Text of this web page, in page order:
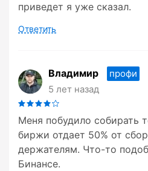
приведет я уже сказал.
Ответить
Владимир
профи
5 лет назад
Меня побудило собирать
биржи отдает 50% от
держателям. Что-то
Бинансе.